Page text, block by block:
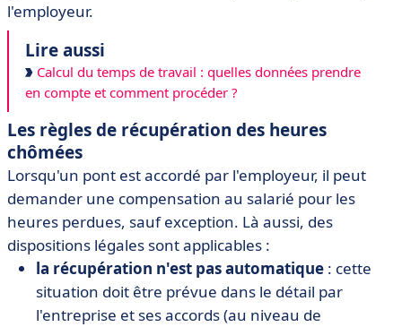
l'employeur.
Lire aussi
Calcul du temps de travail : quelles données prendre
en compte et comment procéder ?
Les règles de récupération des heures
chômées
Lorsqu'un pont est accordé par l'employeur, il peut
demander une compensation au salarié pour les
heures perdues, sauf exception. Là aussi, des
dispositions légales sont applicables :
la récupération n'est pas automatique : cette
situation doit être prévue dans le détail par
l'entreprise et ses accords (au niveau de